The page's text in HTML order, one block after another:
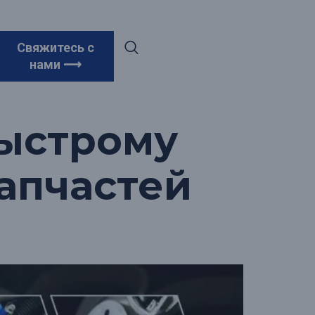
Свяжитесь с
нами ⟶